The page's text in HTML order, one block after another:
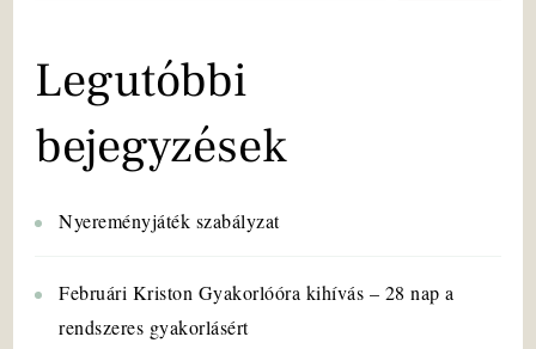
Legutóbbi
bejegyzések
Nyereményjáték szabályzat
Februári Kriston Gyakorlóóra kihívás – 28 nap a
rendszeres gyakorlásért